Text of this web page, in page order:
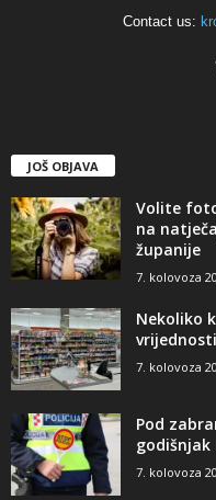
Contact us:
JOŠ OBJAVA
Volite
na
županije
7. kolovoza
Nekoliko
7. kolovoza
Pod
godišnjak
7. kolovoza